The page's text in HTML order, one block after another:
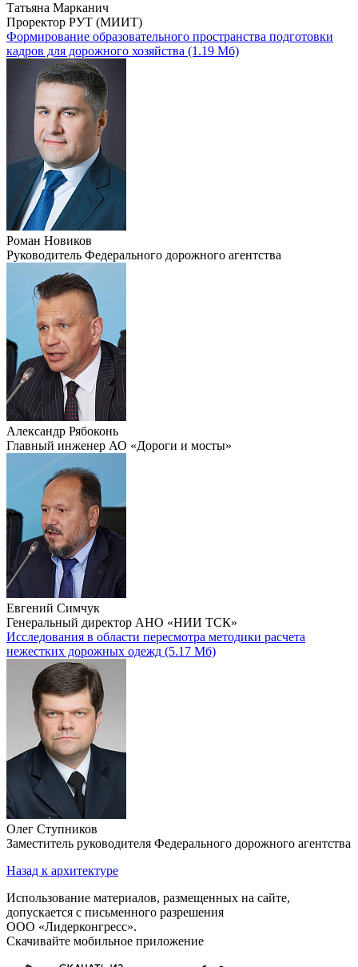
Татьяна Марканич
Проректор РУТ (МИИТ)
Формирование образовательного пространства подготовки
кадров для дорожного хозяйства (1.19 Мб)
Роман Новиков
Руководитель Федерального дорожного агентства
Александр Рябоконь
Главный инженер АО «Дороги и мосты»
Евгений Симчук
Генеральный директор АНО «НИИ ТСК»
Исследования в области пересмотра методики расчета
нежестких дорожных одежд (5.17 Мб)
Олег Ступников
Заместитель руководителя Федерального дорожного агентства
Назад к архитектуре
Использование материалов, размещенных на сайте,
допускается с письменного разрешения
ООО «Лидерконгресс».
Скачивайте мобильное приложение